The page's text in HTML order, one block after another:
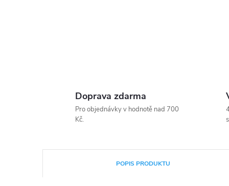
Doprava zdarma
Pro objednávky v hodnotě nad 700
Kč.
POPIS PRODUKTU